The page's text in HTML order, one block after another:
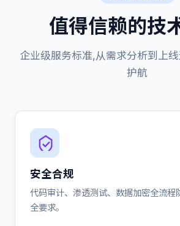
值得信赖的技
企业级服务标准,从需求分析到上
护航
安全合规
代码审计、渗透测试、数据加密全流程
全要求。